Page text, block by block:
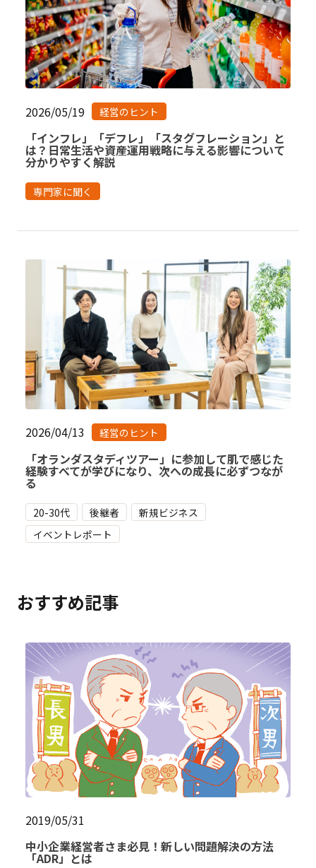
2026/05/19 経営のヒント
「インフレ」「デフレ」「スタグフレーション」と
は？日常生活や資産運用戦略に与える影響について
分かりやすく解説
専門家に聞く
2026/04/13 経営のヒント
「オランダスタディツアー」に参加して肌で感じた
経験すべてが学びになり、次への成長に必ずつなが
る
20-30代 後継者
新規ビジネス
イベントレポート
おすすめ記事
2019/05/31
中小企業経営者さま必見！新しい問題解決の方法
「ADR」とは